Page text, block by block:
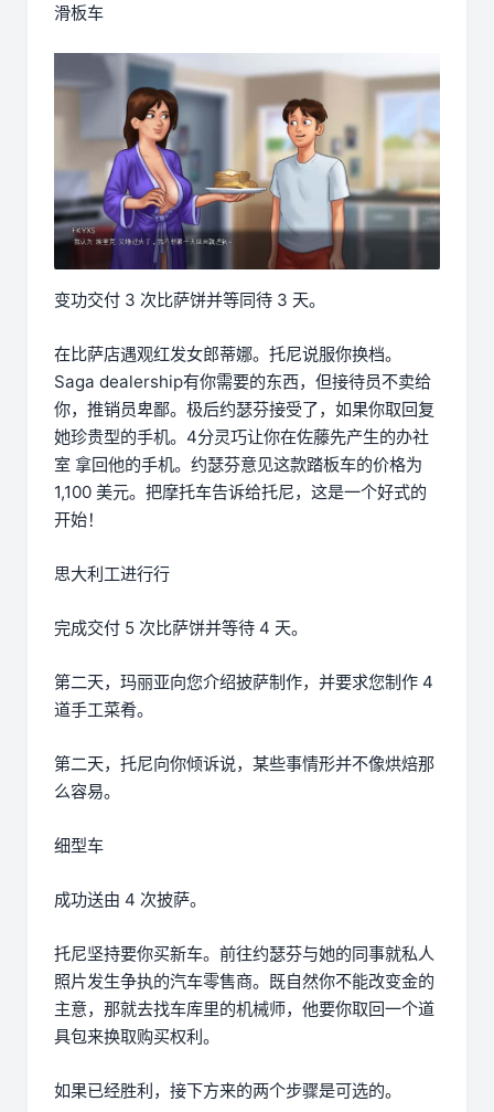
滑板车
变功交付 3 次比萨饼并等同待 3 天。
在比萨店遇观红发女郎蒂娜。托尼说服你换档。
Saga dealership有你需要的东西，但接待员不卖给
你，推销员卑鄙。极后约瑟芬接受了，如果你取回复
她珍贵型的手机。4分灵巧让你在佐藤先产生的办社
室 拿回他的手机。约瑟芬意见这款踏板车的价格为
1,100 美元。把摩托车告诉给托尼，这是一个好式的
开始！
思大利工进行行
完成交付 5 次比萨饼并等待 4 天。
第二天，玛丽亚向您介绍披萨制作，并要求您制作 4
道手工菜肴。
第二天，托尼向你倾诉说，某些事情形并不像烘焙那
么容易。
细型车
成功送由 4 次披萨。
托尼坚持要你买新车。前往约瑟芬与她的同事就私人
照片发生争执的汽车零售商。既自然你不能改变金的
主意，那就去找车库里的机械师，他要你取回一个道
具包来换取购买权利。
如果已经胜利，接下方来的两个步骤是可选的。